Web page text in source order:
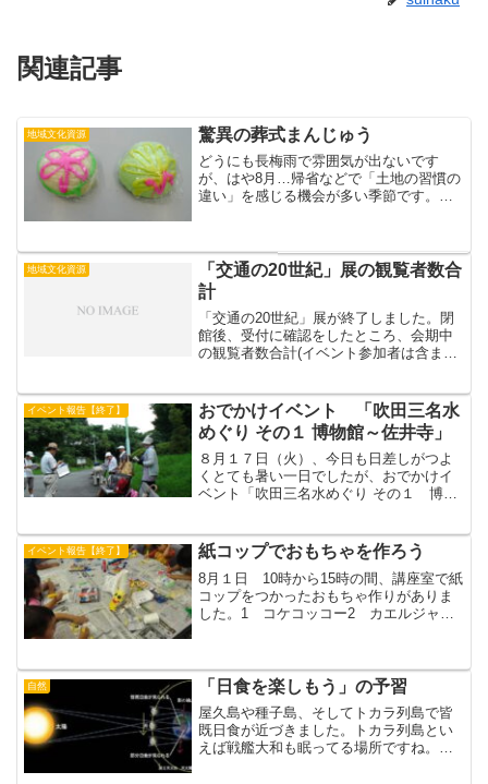
関連記事
地域文化資源 驚異の葬式まんじゅう
どうにも長梅雨で雰囲気が出ないです
が、はや8月…帰省などで「土地の習慣の
違い」を感じる機会が多い季節です。ひ
頭」（この場合は「法事」ですが葬式で
も使うらしい…）がとても...
地域文化資源
「交通の20世紀」展の観覧者数合
計
「交通の20世紀」展が終了しました。閉
館後、受付に確認をしたところ、会期中
の観覧者数合計(イベント参加者は含まず)
ざいました。(めいぎゃる)
イベント報告【終了】
おでかけイベント 「吹田三名水
めぐり その１ 博物館～佐井寺」
８月１７日（火）、今日も日差しがつよ
くとても暑い一日でしたが、おでかけイ
ベント「吹田三名水めぐり その１ 博物
YHさんとTHさん。朝９時半にすいはくに
集合①佐井寺東公園...
イベント報告【終了】 紙コップでおもちゃを作ろう
8月１日 10時から15時の間、講座室で紙
コップをつかったおもちゃ作りがありま
した。1 コケコッコー2 カエルジャン
た。夏季展...
自然 「日食を楽しもう」の予習
屋久島や種子島、そしてトカラ列島で皆
既日食が近づきました。トカラ列島とい
えば戦艦大和も眠ってる場所ですね。す